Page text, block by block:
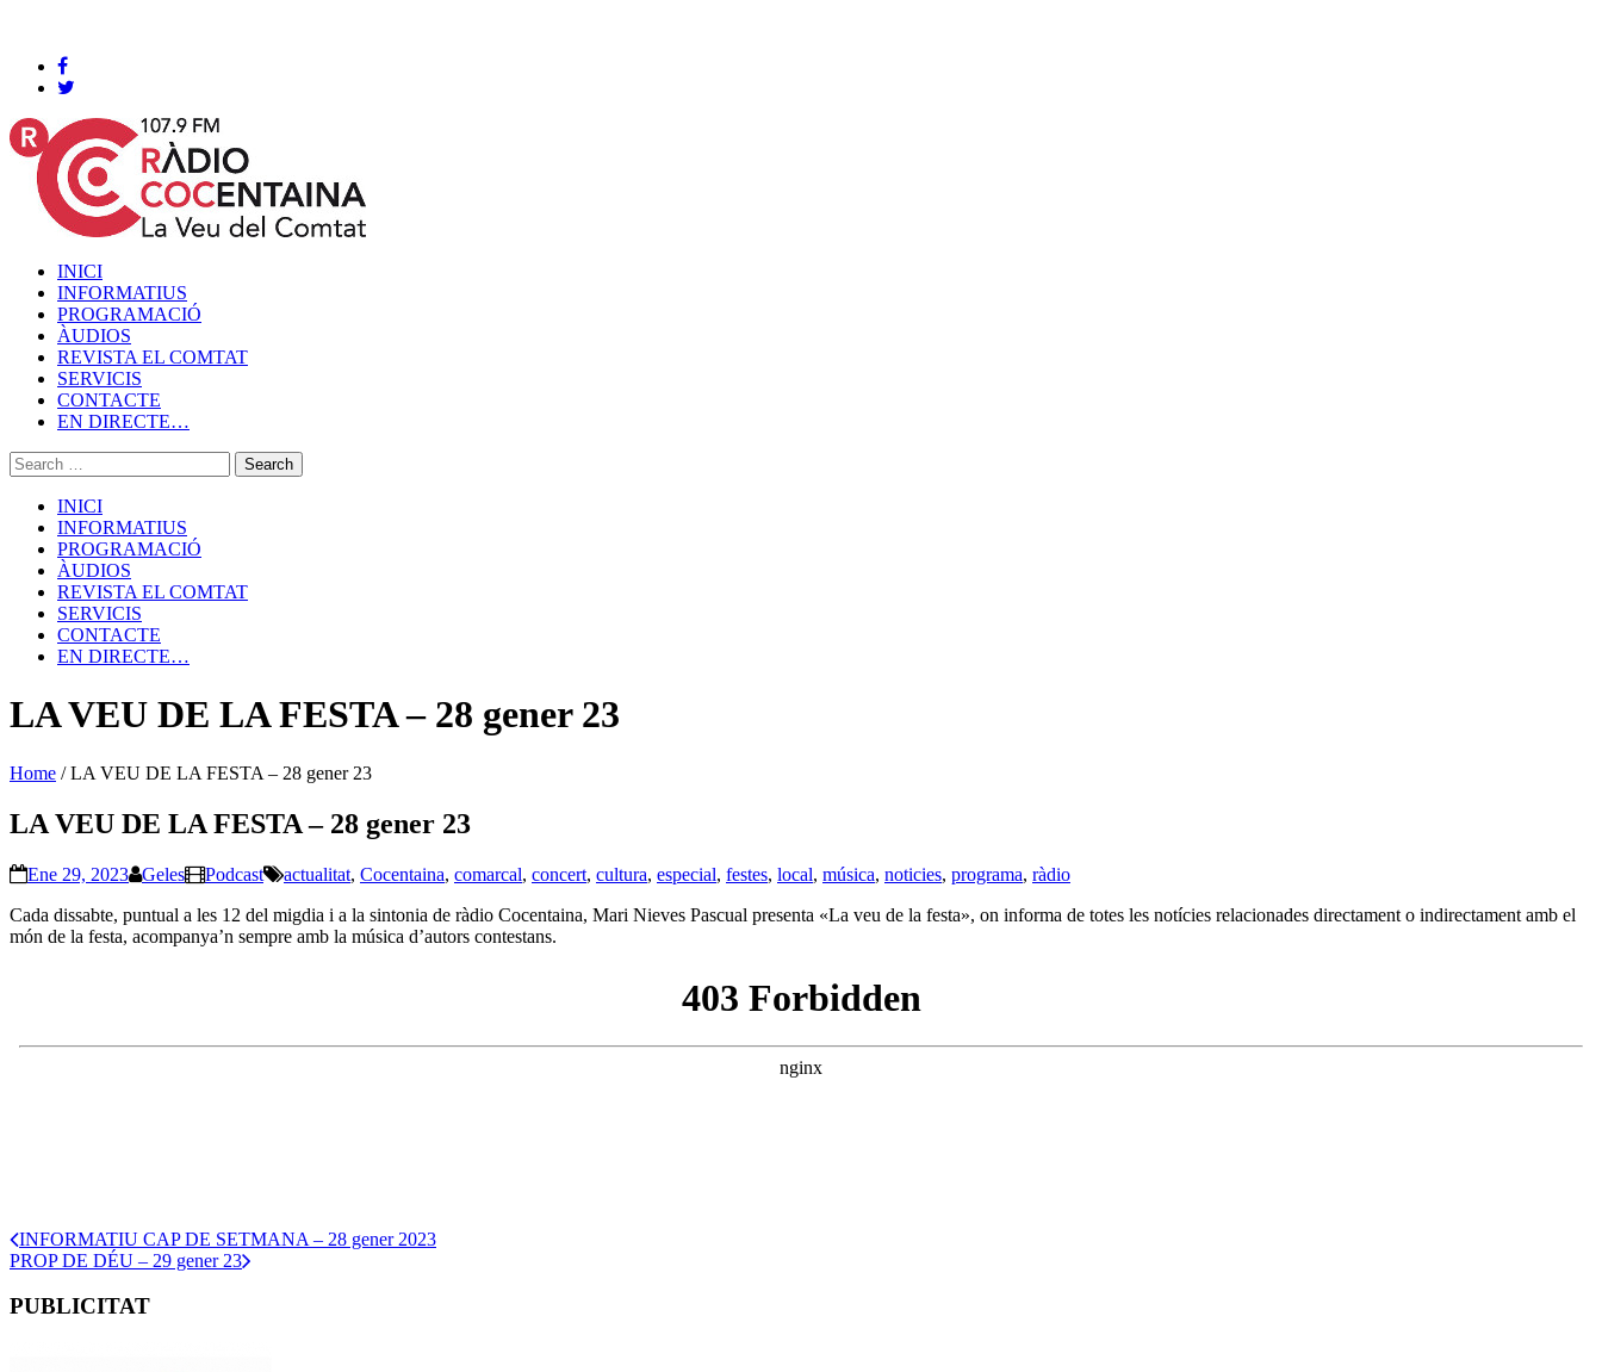
INICI
INFORMATIUS
PROGRAMACIÓ
ÀUDIOS
REVISTA EL COMTAT
SERVICIS
CONTACTE
EN DIRECTE…
INICI
INFORMATIUS
PROGRAMACIÓ
ÀUDIOS
REVISTA EL COMTAT
SERVICIS
CONTACTE
EN DIRECTE…
LA VEU DE LA FESTA – 28 gener 23
Home /LA VEU DE LA FESTA – 28 gener 23
LA VEU DE LA FESTA – 28 gener 23
Ene 29, 2023 Geles Podcast actualitat, Cocentaina, comarcal, concert, cultura, especial, festes, local, música, noticies, programa, ràdio
Cada dissabte, puntual a les 12 del migdia i a la sintonia de ràdio Cocentaina, Mari Nieves Pascual presenta «La veu de la festa», on informa de totes les notícies relacionades directament o indirectament amb el
món de la festa, acompanya’n sempre amb la música d’autors contestans.
INFORMATIU CAP DE SETMANA – 28 gener 2023
PROP DE DÉU – 29 gener 23
PUBLICITAT